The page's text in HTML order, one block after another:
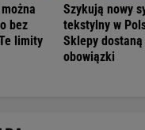
bez
limity
Szykują nowy
tekstylny w
Sklepy
obowiązki